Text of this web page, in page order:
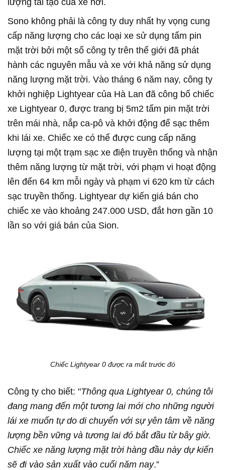
lượng tái tạo của xe hơi.
Sono không phải là công ty duy nhất hy vọng cung
cấp năng lượng cho các loại xe sử dụng tấm pin
mặt trời bởi một số công ty trên thế giới đã phát
hành các nguyên mẫu và xe với khả năng sử dụng
năng lượng mặt trời. Vào tháng 6 năm nay, công ty
khởi nghiệp Lightyear của Hà Lan đã công bố chiếc
xe Lightyear 0, được trang bị 5m2 tấm pin mặt trời
trên mái nhà, nắp ca-pô và khởi động để sạc thêm
khi lái xe. Chiếc xe có thể được cung cấp năng
lượng tại một trạm sạc xe điện truyền thống và nhận
thêm năng lượng từ mặt trời, với phạm vi hoạt động
lên đến 64 km mỗi ngày và phạm vi 620 km từ cách
sạc truyền thống. Lightyear dự kiến giá bán cho
chiếc xe vào khoảng 247.000 USD, đắt hơn gần 10
lần so với giá bán của Sion.
Chiếc Lightyear 0 được ra mắt trước đó
Công ty cho biết: "Thông qua Lightyear 0, chúng tôi
đang mang đến một tương lai mới cho những người
lái xe muốn tự do di chuyển với sự yên tâm về năng
lượng bền vững và tương lai đó bắt đầu từ bây giờ.
Chiếc xe năng lượng mặt trời hàng đầu này dự kiến
sẽ đi vào sản xuất vào cuối năm nay.”